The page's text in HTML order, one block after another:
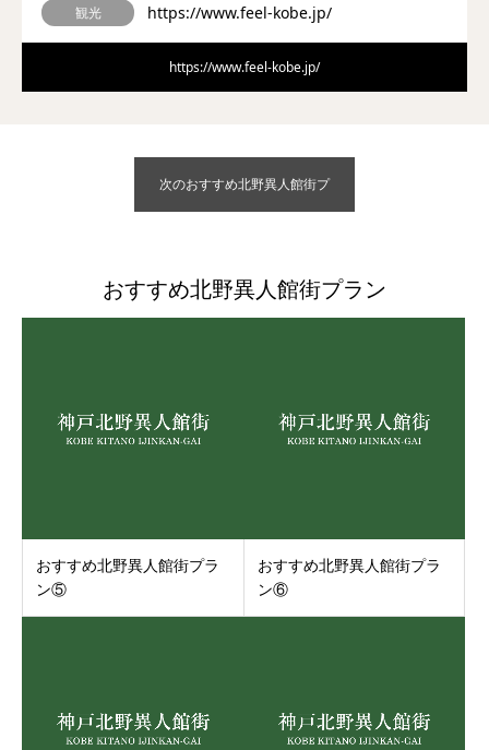
観光 https://www.feel-kobe.jp/
https://www.feel-kobe.jp/
次のおすすめ北野異人館街プ
おすすめ北野異人館街プラン
おすすめ北野異人館街プラ
ン⑤
おすすめ北野異人館街プラ
ン⑥